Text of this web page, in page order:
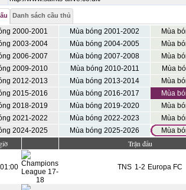
Danh sách cầu thủ
2000-2001 Mùa bóng 2001-2002
Mùa
2003-2004
Mùa bóng 2004-2005
Mùa
2006-2007
Mùa bóng 2007-2008
Mùa
2009-2010
Mùa bóng 2010-2011
Mùa
2012-2013
Mùa bóng 2013-2014
Mùa
2015-2016
Mùa bóng 2016-2017
Mùa
2018-2019
Mùa bóng 2019-2020
Mùa
2021-2022
Mùa bóng 2022-2023
Mùa
2024-2025
Mùa bóng 2025-2026 Mùa
Trận đấu
TNS 1-2 Europa FC